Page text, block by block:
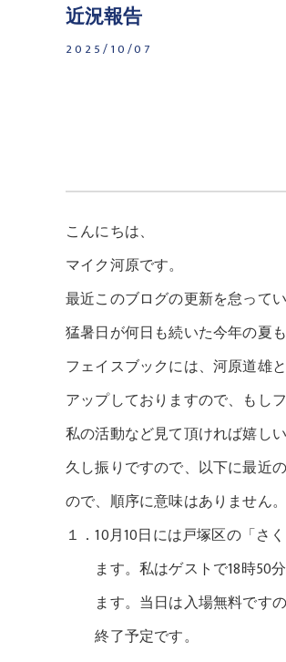
近況報告
2025/10/07
こんにちは、
マイク河原です。
最近このブログの更新を怠って
猛暑日が何日も続いた今年の夏
フェイスブックには、河原道雄
アップしておりますので、もし
私の活動など見て頂ければ嬉しい
久し振りですので、以下に最近
ので、順序に意味はありません。
１．10月10日には戸塚区の「さ
ます。私はゲストで18時50分
ます。当日は入場無料ですの
終了予定です。